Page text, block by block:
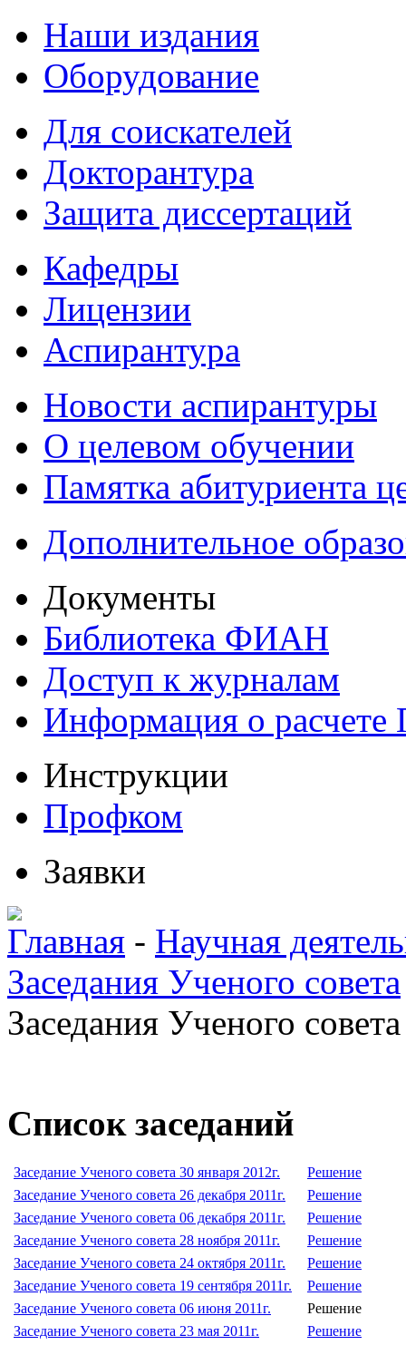
Наши издания
Оборудование
Для соискателей
Докторантура
Защита диссертаций
Кафедры
Лицензии
Аспирантура
Новости аспирантуры
О целевом обучении
Памятка абитуриента
Дополнительное
Документы
Библиотека ФИАН
Доступ к журналам
Информация о
Инструкции
Профком
Заявки
Главная - Научная
Заседания Ученого совета
Заседания Ученого
Список заседаний
Заседание Ученого совета 30 января 2012г.
Решение
Заседание Ученого совета 26 декабря 2011г.
Решение
Заседание Ученого совета 06 декабря 2011г.
Решение
Заседание Ученого совета 28 ноября 2011г.
Решение
Заседание Ученого совета 24 октября 2011г.
Решение
Заседание Ученого совета 19 сентября 2011г.
Решение
Заседание Ученого совета 06 июня 2011г.
Решение
Заседание Ученого совета 23 мая 2011г.
Решение